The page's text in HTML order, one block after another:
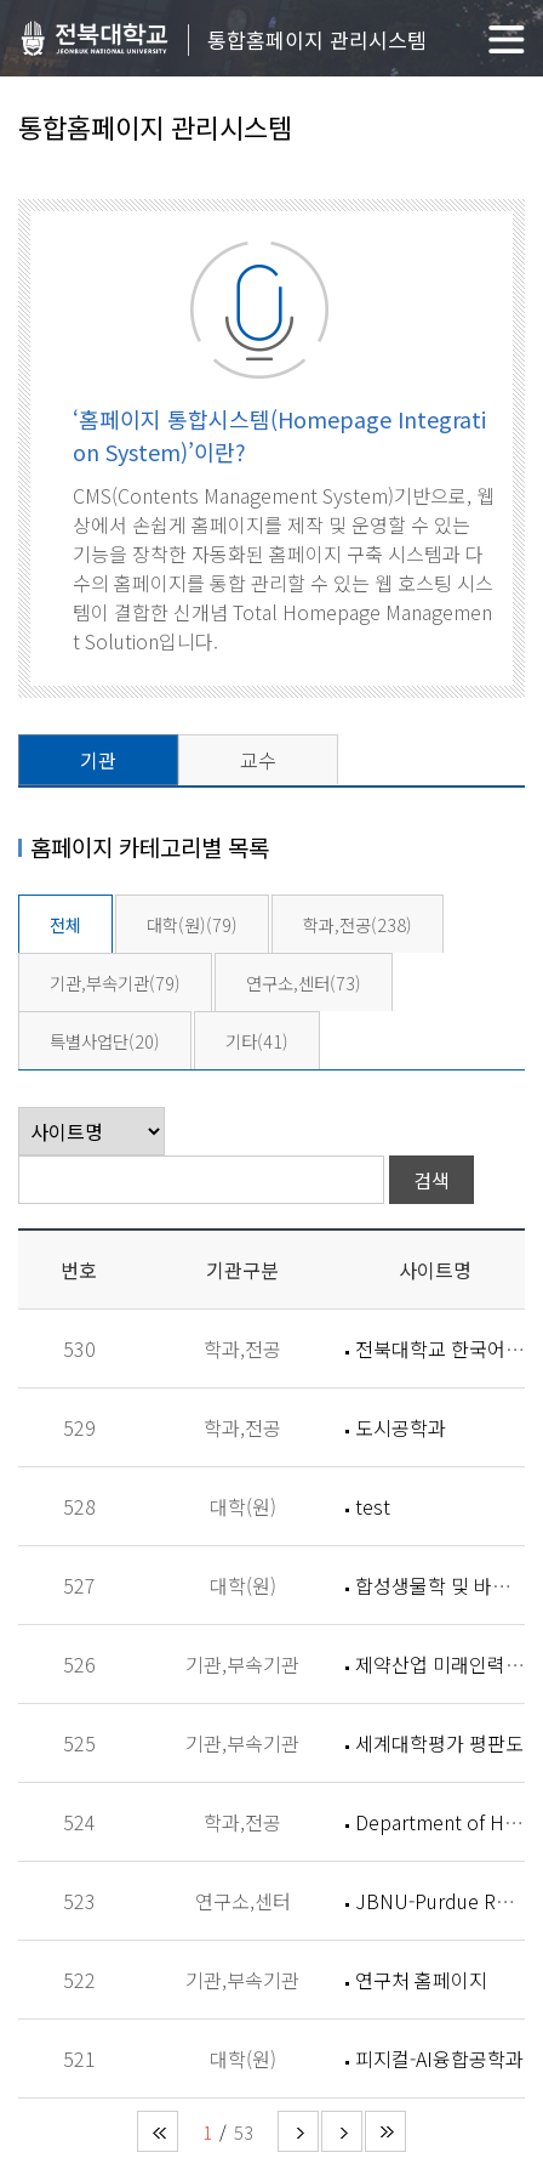
통합홈페이지 관리시스템
통합홈페이지 관리시스템
‘홈페이지 통합시스템(Homepage Integrati
on System)’이란?
CMS(Contents Management System)기반으로, 웹
상에서 손쉽게 홈페이지를 제작 및 운영할 수 있는
기능을 장착한 자동화된 홈페이지 구축 시스템과 다
수의 홈페이지를 통합 관리할 수 있는 웹 호스팅 시스
템이 결합한 신개념 Total Homepage Managemen
t Solution입니다.
기관 교수
홈페이지 카테고리별 목록
전체 대학(원)(79) 학과,전공(238)
기관,부속기관(79) 연구소,센터(73)
특별사업단(20) 기타(41)
번호 기관구분 사이트명
530 학과,전공 전북대학교 한국어학과
529 학과,전공 도시공학과
528 대학(원) test
527 대학(원) 합성생물학 및 바이오신소재개발 연구실 (Synthetic Biology and Biomaterials Lab,SBBL)
526 기관,부속기관 제약산업 미래인력 양성센터 홈페이지
525 기관,부속기관 세계대학평가 평판도
524 학과,전공 Department of History
523 연구소,센터 JBNU-Purdue Research Institute (JPRI)
522 기관,부속기관 연구처 홈페이지
521 대학(원) 피지컬-AI융합공학과
1 53